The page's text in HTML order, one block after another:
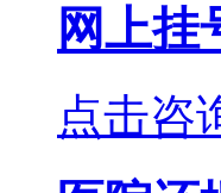
网上挂
点击咨